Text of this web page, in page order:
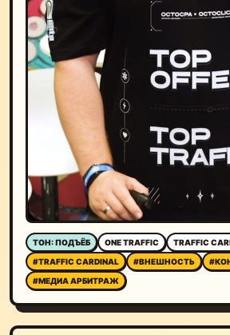
ТОН: ПОДЪЁБ ONE TRAFFIC TRAFFIC
#TRAFFIC CARDINAL
#ВНЕШНОСТЬ
#МЕДИА АРБИТРАЖ